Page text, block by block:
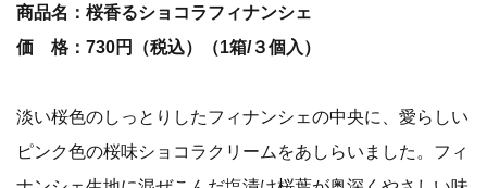
商品名：桜香るショコラフィナンシェ
価 格：730円（税込）（1箱/３個入）
淡い桜色のしっとりしたフィナンシェの中央に、愛らしい
ピンク色の桜味ショコラクリームをあしらいました。フィ